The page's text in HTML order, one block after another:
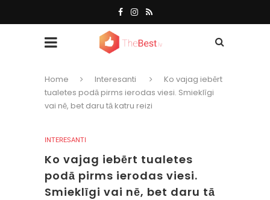
Home Interesanti
Ko vajag iebērt
tualetes podā pirms ierodas viesi. Smieklīgi
vai nē, bet daru tā katru reizi
INTERESANTI
Ko vajag iebērt tualetes
podā pirms ierodas viesi.
Smieklīgi vai nē, bet daru tā